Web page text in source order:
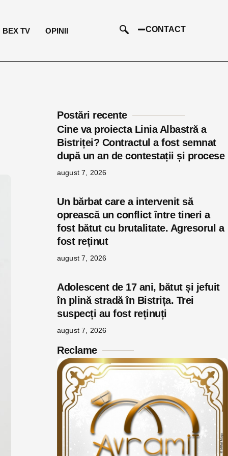
BEX TV OPINII CONTACT
Postări recente
Cine va proiecta Linia Albastră a
Bistriței? Contractul a fost semnat
după un an de contestații și procese
august 7, 2026
Un bărbat care a intervenit să
oprească un conflict între tineri a
fost bătut cu brutalitate. Agresorul a
fost reținut
august 7, 2026
Adolescent de 17 ani, bătut și jefuit
în plină stradă în Bistrița. Trei
suspecți au fost reținuți
august 7, 2026
Reclame